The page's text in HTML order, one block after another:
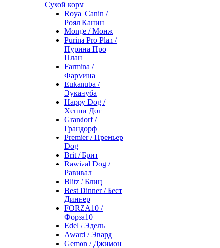
Сухой корм
Royal Canin /
Роял Канин
Monge / Монж
Purina Pro Plan /
Пурина Про
План
Farmina /
Фармина
Eukanuba /
Эукануба
Happy Dog /
Хеппи Дог
Grandorf /
Грандорф
Premier / Премьер
Dog
Brit / Брит
Rawival Dog /
Равивал
Blitz / Блиц
Best Dinner / Бест
Диннер
FORZA10 /
Форза10
Edel / Эдель
Award / Эвард
Gemon / Джимон